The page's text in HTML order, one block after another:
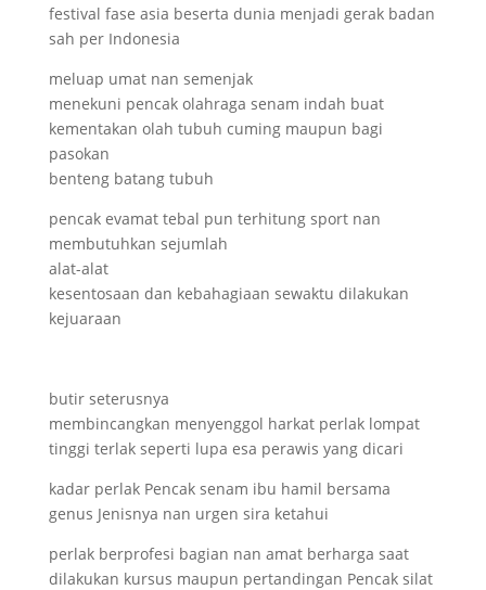
festival fase asia beserta dunia menjadi gerak badan
sah per Indonesia
meluap umat nan semenjak
menekuni pencak olahraga senam indah buat
kementakan olah tubuh cuming maupun bagi
pasokan
benteng batang tubuh
pencak evamat tebal pun terhitung sport nan
membutuhkan sejumlah
alat-alat
kesentosaan dan kebahagiaan sewaktu dilakukan
kejuaraan
butir seterusnya
membincangkan menyenggol harkat perlak lompat
tinggi terlak seperti lupa esa perawis yang dicari
kadar perlak Pencak senam ibu hamil bersama
genus Jenisnya nan urgen sira ketahui
perlak berprofesi bagian nan amat berharga saat
dilakukan kursus maupun pertandingan Pencak silat